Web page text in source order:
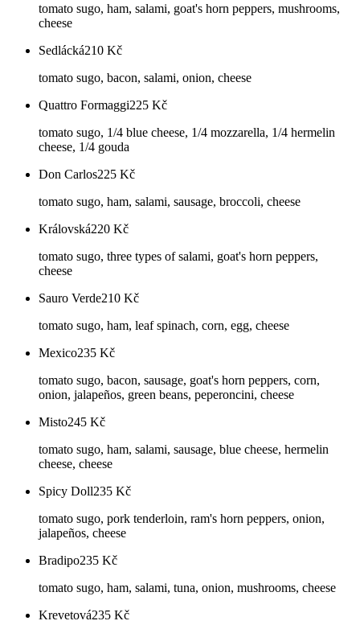
tomato sugo, ham, salami, goat's horn peppers, mushrooms,
cheese
Sedlácká210 Kč
tomato sugo, bacon, salami, onion, cheese
Quattro Formaggi225 Kč
tomato sugo, 1/4 blue cheese, 1/4 mozzarella, 1/4 hermelin
cheese, 1/4 gouda
Don Carlos225 Kč
tomato sugo, ham, salami, sausage, broccoli, cheese
Královská220 Kč
tomato sugo, three types of salami, goat's horn peppers,
cheese
Sauro Verde210 Kč
tomato sugo, ham, leaf spinach, corn, egg, cheese
Mexico235 Kč
tomato sugo, bacon, sausage, goat's horn peppers, corn,
onion, jalapeños, green beans, peperoncini, cheese
Misto245 Kč
tomato sugo, ham, salami, sausage, blue cheese, hermelin
cheese, cheese
Spicy Doll235 Kč
tomato sugo, pork tenderloin, ram's horn peppers, onion,
jalapeños, cheese
Bradipo235 Kč
tomato sugo, ham, salami, tuna, onion, mushrooms, cheese
Krevetová235 Kč